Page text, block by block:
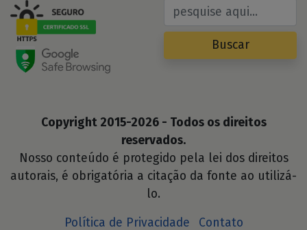
Buscar
Copyright 2015-2026 - Todos os direitos
reservados.
Nosso conteúdo é protegido pela lei dos direitos
autorais, é obrigatória a citação da fonte ao utilizá-
lo.
Política de Privacidade
Contato